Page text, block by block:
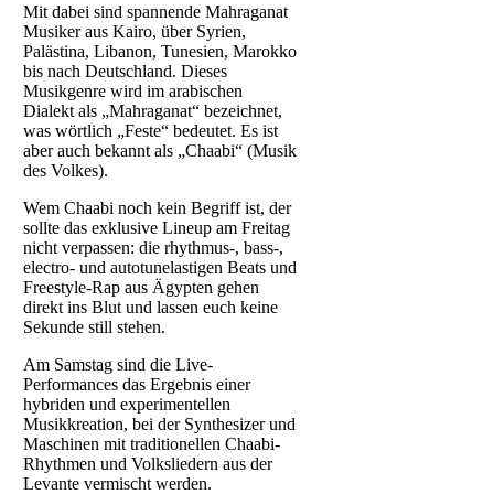
Mit dabei sind spannende Mahraganat
Musiker aus Kairo, über Syrien,
Palästina, Libanon, Tunesien, Marokko
bis nach Deutschland. Dieses
Musikgenre wird im arabischen
Dialekt als „Mahraganat“ bezeichnet,
was wörtlich „Feste“ bedeutet. Es ist
aber auch bekannt als „Chaabi“ (Musik
des Volkes).
Wem Chaabi noch kein Begriff ist, der
sollte das exklusive Lineup am Freitag
nicht verpassen: die rhythmus-, bass-,
electro- und autotunelastigen Beats und
Freestyle-Rap aus Ägypten gehen
direkt ins Blut und lassen euch keine
Sekunde still stehen.
Am Samstag sind die Live-
Performances das Ergebnis einer
hybriden und experimentellen
Musikkreation, bei der Synthesizer und
Maschinen mit traditionellen Chaabi-
Rhythmen und Volksliedern aus der
Levante vermischt werden.